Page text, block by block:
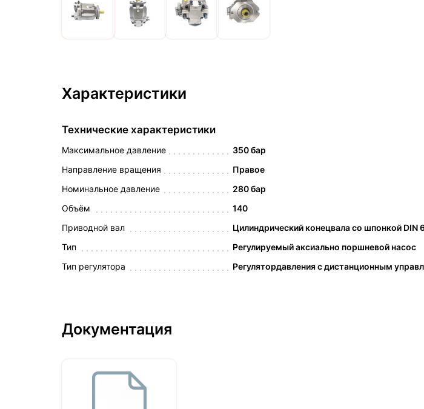
Характеристики
Технические характеристики
Максимальное давление
350 бар
Направление вращения
Правое
Номинальное давление
280 бар
Объём
140
Приводной вал
Цилиндрический конецвала со шпонкой DIN
Тип
Регулируемый аксиально поршневой насос
Тип регулятора
Регулятордавления с дистанционным
Документация